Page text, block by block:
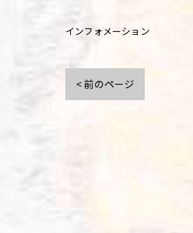
インフォメーション
< 前のページ